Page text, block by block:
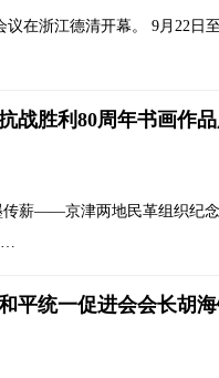
议在浙江德清开幕。 9月22日
战胜利80周年书画作
传薪——京津两地民革组织纪
…
平统一促进会会长胡